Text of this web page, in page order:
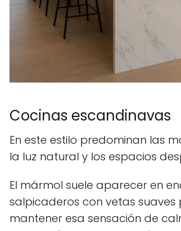
Cocinas escandinavas
En este estilo predominan las
la luz natural y los espacios
El mármol suele aparecer en
salpicaderos con vetas suaves
mantener esa sensación de